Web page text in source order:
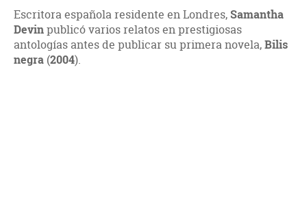
Escritora española residente en Londres,Samantha
Devinpublicó varios relatos en prestigiosas
antologías antes de publicar su primera novela,Bilis
negra (2004).